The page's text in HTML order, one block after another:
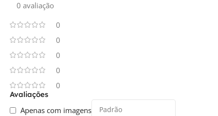
0 avaliação
0
0
0
0
0
Avaliações
Apenas com imagens